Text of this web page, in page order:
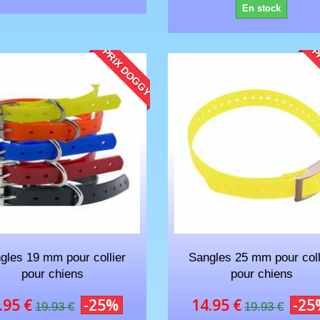
10...
de...
€ 249.95 €
3 Colliers de dressage 100%...
7 niveaux, 600m de portée,
Récepteurs du collier de...
279.95 € 249.95 €
Kit
Kit de 2
299.95 € -
En stock
PRIX DOGGY
19 mm pour collier
pour chiens
€ 19.93 € -25%
Sangles 25 mm pour
pour chiens
14.95 € 19.93 € -